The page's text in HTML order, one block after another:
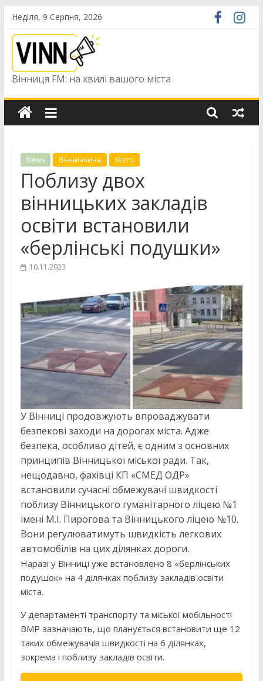
Skip
content
Неділя, 9 Серпня, 2026
Вінниця FM: на хвилі вашого міста
News Вінниччина Місто
Поблизу двох
вінницьких закладів
освіти встановили
«берлінські подушки»
10.11.2023
У Вінниці продовжують впроваджувати
безпекові заходи на дорогах міста. Адже
безпека, особливо дітей, є одним з основних
принципів Вінницької міської ради. Так,
нещодавно, фахівці КП «СМЕД ОДР»
встановили сучасні обмежувачі швидкості
поблизу Вінницького гуманітарного ліцею №1
імені М.І. Пирогова та Вінницького ліцею №10.
Вони регулюватимуть швидкість легкових
автомобілів на цих ділянках дороги.
Наразі у Вінниці уже встановлено 8 «берлінських
подушок» на 4 ділянках поблизу закладів освіти
міста.
У департаменті транспорту та міської мобільності
ВМР зазначають, що планується встановити ще 12
таких обмежувачів швидкості на 6 ділянках,
зокрема і поблизу закладів освіти.